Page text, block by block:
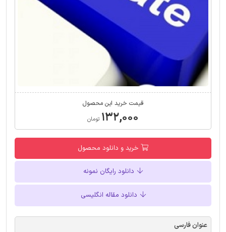
قیمت خرید این محصول
۱۳۲,۰۰۰ تومان
خرید و دانلود محصول
دانلود رایگان نمونه
دانلود مقاله انگلیسی
عنوان فارسی